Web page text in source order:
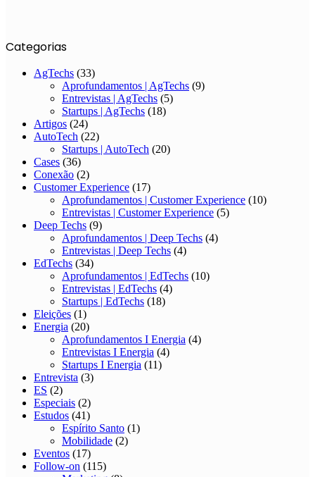
Categorias
AgTechs (33)
Aprofundamentos | AgTechs (9)
Entrevistas | AgTechs (5)
Startups | AgTechs (18)
Artigos (24)
AutoTech (22)
Startups | AutoTech (20)
Cases (36)
Conexão (2)
Customer Experience (17)
Aprofundamentos | Customer Experience (10)
Entrevistas | Customer Experience (5)
Deep Techs (9)
Aprofundamentos | Deep Techs (4)
Entrevistas | Deep Techs (4)
EdTechs (34)
Aprofundamentos | EdTechs (10)
Entrevistas | EdTechs (4)
Startups | EdTechs (18)
Eleições (1)
Energia (20)
Aprofundamentos I Energia (4)
Entrevistas I Energia (4)
Startups I Energia (11)
Entrevista (3)
ES (2)
Especiais (2)
Estudos (41)
Espírito Santo (1)
Mobilidade (2)
Eventos (17)
Follow-on (115)